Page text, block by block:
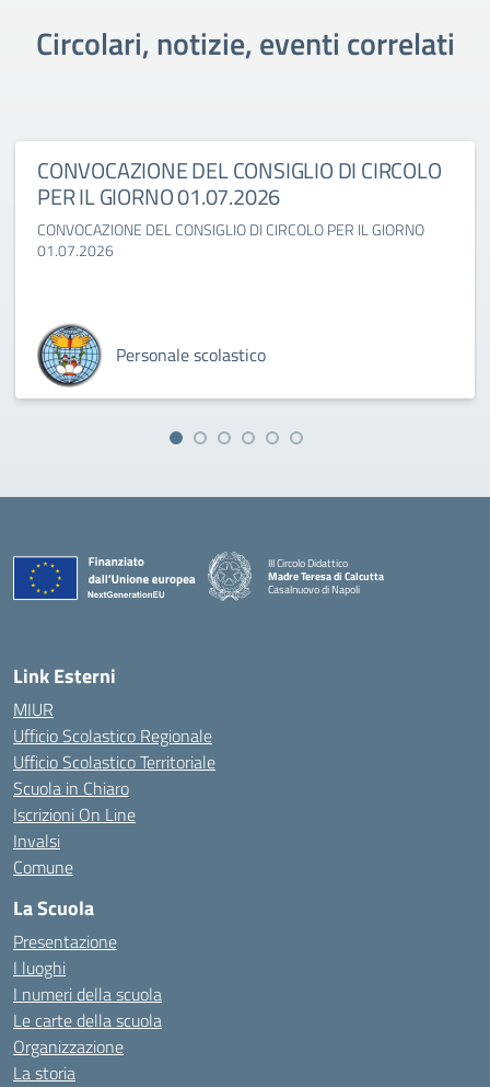
Circolari, notizie, eventi correlati
CONVOCAZIONE DEL CONSIGLIO DI CIRCOLO
PER IL GIORNO 01.07.2026
CONVOCAZIONE DEL CONSIGLIO DI CIRCOLO PER IL GIORNO
01.07.2026
Personale scolastico
III Circolo Didattico
Madre Teresa di Calcutta
Casalnuovo di Napoli
— Visita la pagina iniziale della scuola
Link Esterni
MIUR
Ufficio Scolastico Regionale
Ufficio Scolastico Territoriale
Scuola in Chiaro
Iscrizioni On Line
Invalsi
Comune
La Scuola
Presentazione
I luoghi
I numeri della scuola
Le carte della scuola
Organizzazione
La storia